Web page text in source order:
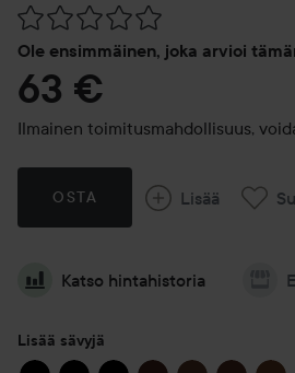
Ole ensimmäinen, joka arvioi
Siirtyä jhk Arvosana & kommentit
63 €
Ilmainen toimitusmahdollisuus,
OSTA Lisää
Katso hintahistoria
Lisää sävyjä